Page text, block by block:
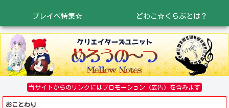
プレイベ特集☆ どわこ☆くらぶとは？
当サイトからのリンクにはプロモーション（広告）を含みます
おことわり